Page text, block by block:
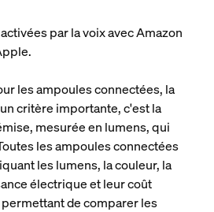
par la voix avec Amazon
les ampoules connectées, la
critère importante, c'est la
mesurée en lumens, qui
les ampoules connectées
les lumens, la couleur, la
électrique et leur coût
de comparer les